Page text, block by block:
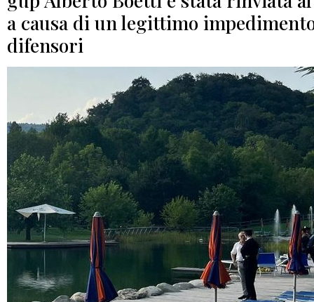
a causa di un legittimo
difensori